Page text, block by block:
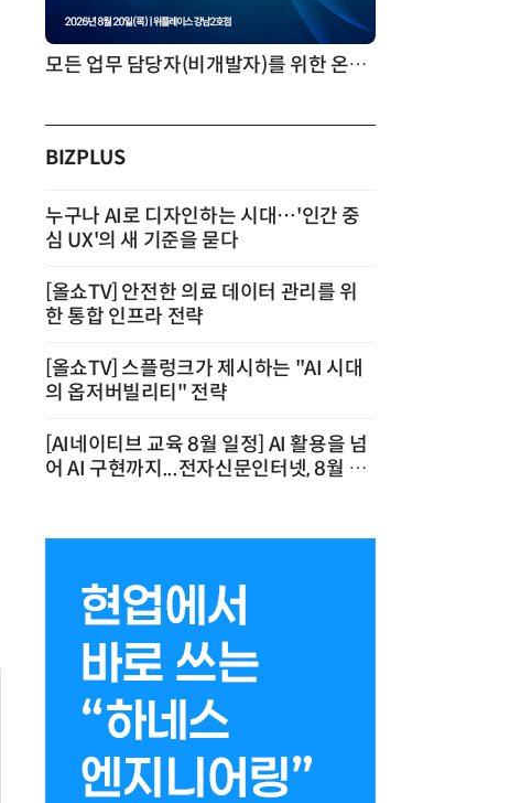
모든 업무 담당자(비개발자)를 위한 온톨로지 기반 AI 지식체계 설계 1-day 워크숍
BIZPLUS
누구나 AI로 디자인하는 시대…'인간 중
심 UX'의 새 기준을 묻다
[올쇼TV] 안전한 의료 데이터 관리를 위
한 통합 인프라 전략
[올쇼TV] 스플렁크가 제시하는 "AI 시대
의 옵저버빌리티" 전략
[AI네이티브 교육 8월 일정] AI 활용을 넘
어 AI 구현까지...전자신문인터넷, 8월 실